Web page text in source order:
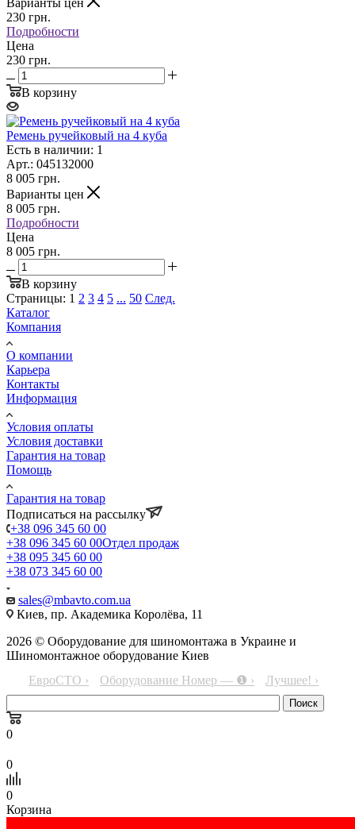
230 грн.
Подробности
Цена
230 грн.
В корзину
Ремень ручейковый на 4 куба
Есть в наличии: 1
Арт.: 045132000
8 005 грн.
Варианты цен
8 005 грн.
Подробности
Цена
8 005 грн.
В корзину
Страницы: 1 2 3 4 5 ... 50 След.
Каталог
Компания
О компании
Карьера
Контакты
Информация
Условия оплаты
Условия доставки
Гарантия на товар
Помощь
Гарантия на товар
Подписаться на рассылку
+38 096 345 60 00
+38 096 345 60 00Отдел продаж
+38 095 345 60 00
+38 073 345 60 00
sales@mbavto.com.ua
Киев, пр. Академика Королёва, 11
2026 © Оборудование для шиномонтажа в Украине и
Шиномонтажное оборудование Киев
ЕвроСТО ›
Оборудование Номер — ❶ › Лучшее! ›
0
0
0
Корзина